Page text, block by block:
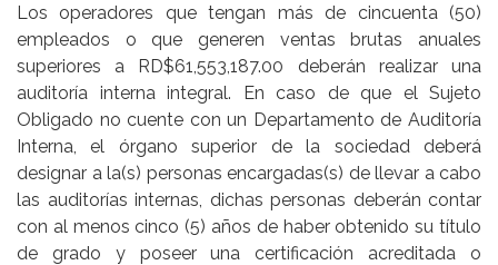
Los operadores que tengan más de cincuenta (50)
empleados o que generen ventas brutas anuales
superiores a RD$61,553,187.00 deberán realizar una
auditoría interna integral. En caso de que el Sujeto
Obligado no cuente con un Departamento de Auditoría
Interna, el órgano superior de la sociedad deberá
designar a la(s) personas encargadas(s) de llevar a cabo
las auditorías internas, dichas personas deberán contar
con al menos cinco (5) años de haber obtenido su título
de grado y poseer una certificación acreditada o